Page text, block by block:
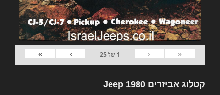
«
‹
1 של25
›
»
קטלוג אביזרים Jeep 1980